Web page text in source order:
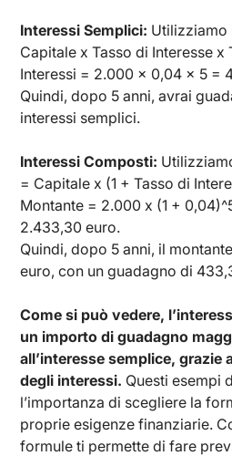
Interessi Semplici: Utilizziamo
Capitale x Tasso di Interesse x
Interessi = 2.000 x 0,04 x 5 =
Quindi, dopo 5 anni, avrai
interessi semplici.
Interessi Composti:
= Capitale x (1 + Tasso di
Montante = 2.000 x (1 +
2.433,30 euro.
Quindi, dopo 5 anni, il
euro, con un guadagno di
Come si può vedere,
un importo di guadagno
all’interesse semplice, grazie
degli interessi. Questi esempi
l’importanza di scegliere la
proprie esigenze finanziarie.
formule ti permette di fare